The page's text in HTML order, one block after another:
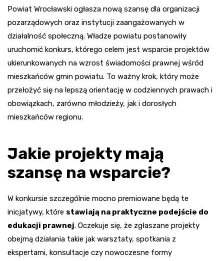
Powiat Wrocławski ogłasza nową szansę dla organizacji
pozarządowych oraz instytucji zaangażowanych w
działalność społeczną. Władze powiatu postanowiły
uruchomić konkurs, którego celem jest wsparcie projektów
ukierunkowanych na wzrost świadomości prawnej wśród
mieszkańców gmin powiatu. To ważny krok, który może
przełożyć się na lepszą orientację w codziennych prawach i
obowiązkach, zarówno młodzieży, jak i dorosłych
mieszkańców regionu.
Jakie projekty mają
szansę na wsparcie?
W konkursie szczególnie mocno premiowane będą te
inicjatywy, które stawiają na praktyczne podejście do
edukacji prawnej. Oczekuje się, że zgłaszane projekty
obejmą działania takie jak warsztaty, spotkania z
ekspertami, konsultacje czy nowoczesne formy